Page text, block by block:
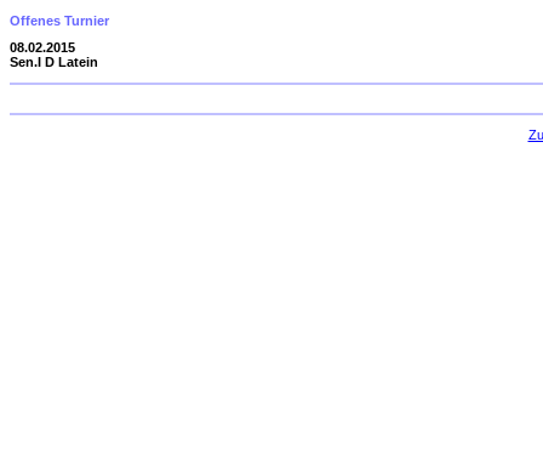
Offenes Turnier
08.02.2015
Sen.I D Latein